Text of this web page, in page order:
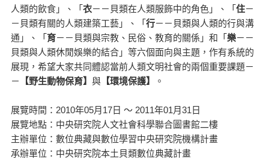
人類的飲食」、「 衣－－貝類在人類服飾中的角色」、「 住－
－貝類有關的人類建築工藝」、「 行－－貝類與人類的行與溝
通」、「 育－－貝類與宗教、民俗、教育的關係」和「 樂－－
貝類與人類休閒娛樂的結合」等六個面向與主題，作有系統的
展現，希望大家共同體認當前人類文明社會的兩個重要課題－
－
【野生動物保育】 與【環境保護】 。
展覽時間：2010年05月17日 ～ 2011年01月31日
展覽地點：中央研究院人文社會科學聯合圖書館二樓
主辦單位：數位典藏與數位學習中央研究院機構計畫
承辦單位：中央研究院本土貝類數位典藏計畫